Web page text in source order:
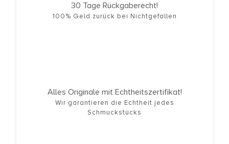
30 Tage Rückgaberecht!
100% Geld zurück bei Nichtgefallen
Alles Originale mit Echtheitszertifikat!
Wir garantieren die Echtheit jedes
Schmuckstücks